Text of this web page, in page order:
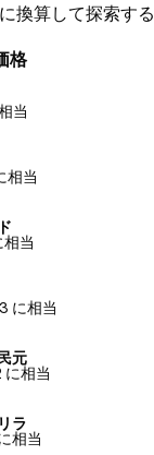
換算して探索する
格
当
相当
相当
に相当
元
に相当
ラ
相当